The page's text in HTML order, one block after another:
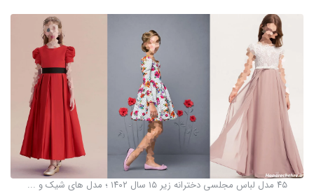
۴۵ مدل لباس مجلسی دخترانه زیر ۱۵ سال ۱۴۰۲ ؛ مدل های شیک و ...